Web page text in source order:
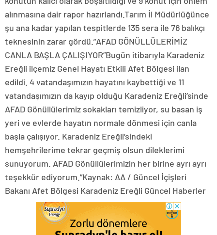
alınmasına dair rapor hazırlandı.Tarım İl Müdürlüğünce
şu ana kadar yapılan tespitlerde 135 sera ile 76 balıkçı
teknesinin zarar gördü.”AFAD GÖNÜLLÜLERİMİZ
CANLA BAŞLA ÇALIŞIYOR”Bugün itibarıyla Karadeniz
Ereğli ilçemiz Genel Hayatı Etkili Afet Bölgesi ilan
edildi. 4 vatandaşımızın hayatını kaybettiği ve 11
vatandaşımızın da kayıp olduğu Karadeniz Ereğli’sinde
AFAD Gönüllülerimiz sokakları temizliyor, su basan iş
yeri ve evlerde hayatın normale dönmesi için canla
başla çalışıyor. Karadeniz Ereğli’sindeki
hemşehrilerime tekrar geçmiş olsun dileklerimi
sunuyorum. AFAD Gönüllülerimizin her birine ayrı ayrı
teşekkür ediyorum.”Kaynak: AA / Güncel İçişleri
Bakanı Afet Bölgesi Karadeniz Ereğli Güncel Haberler